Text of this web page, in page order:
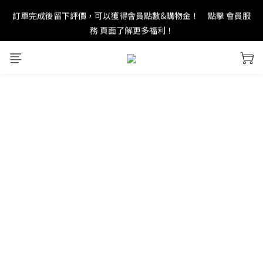
new in：火山岩擴香裝置
訂單完成後留下評價，可以獲得會員點數&購物金！     點擊 會員服
務 頁面了解更多福利！
＊ 新舊會員登錄享有$50元購物金與免運優惠 ＊           點擊 會員服